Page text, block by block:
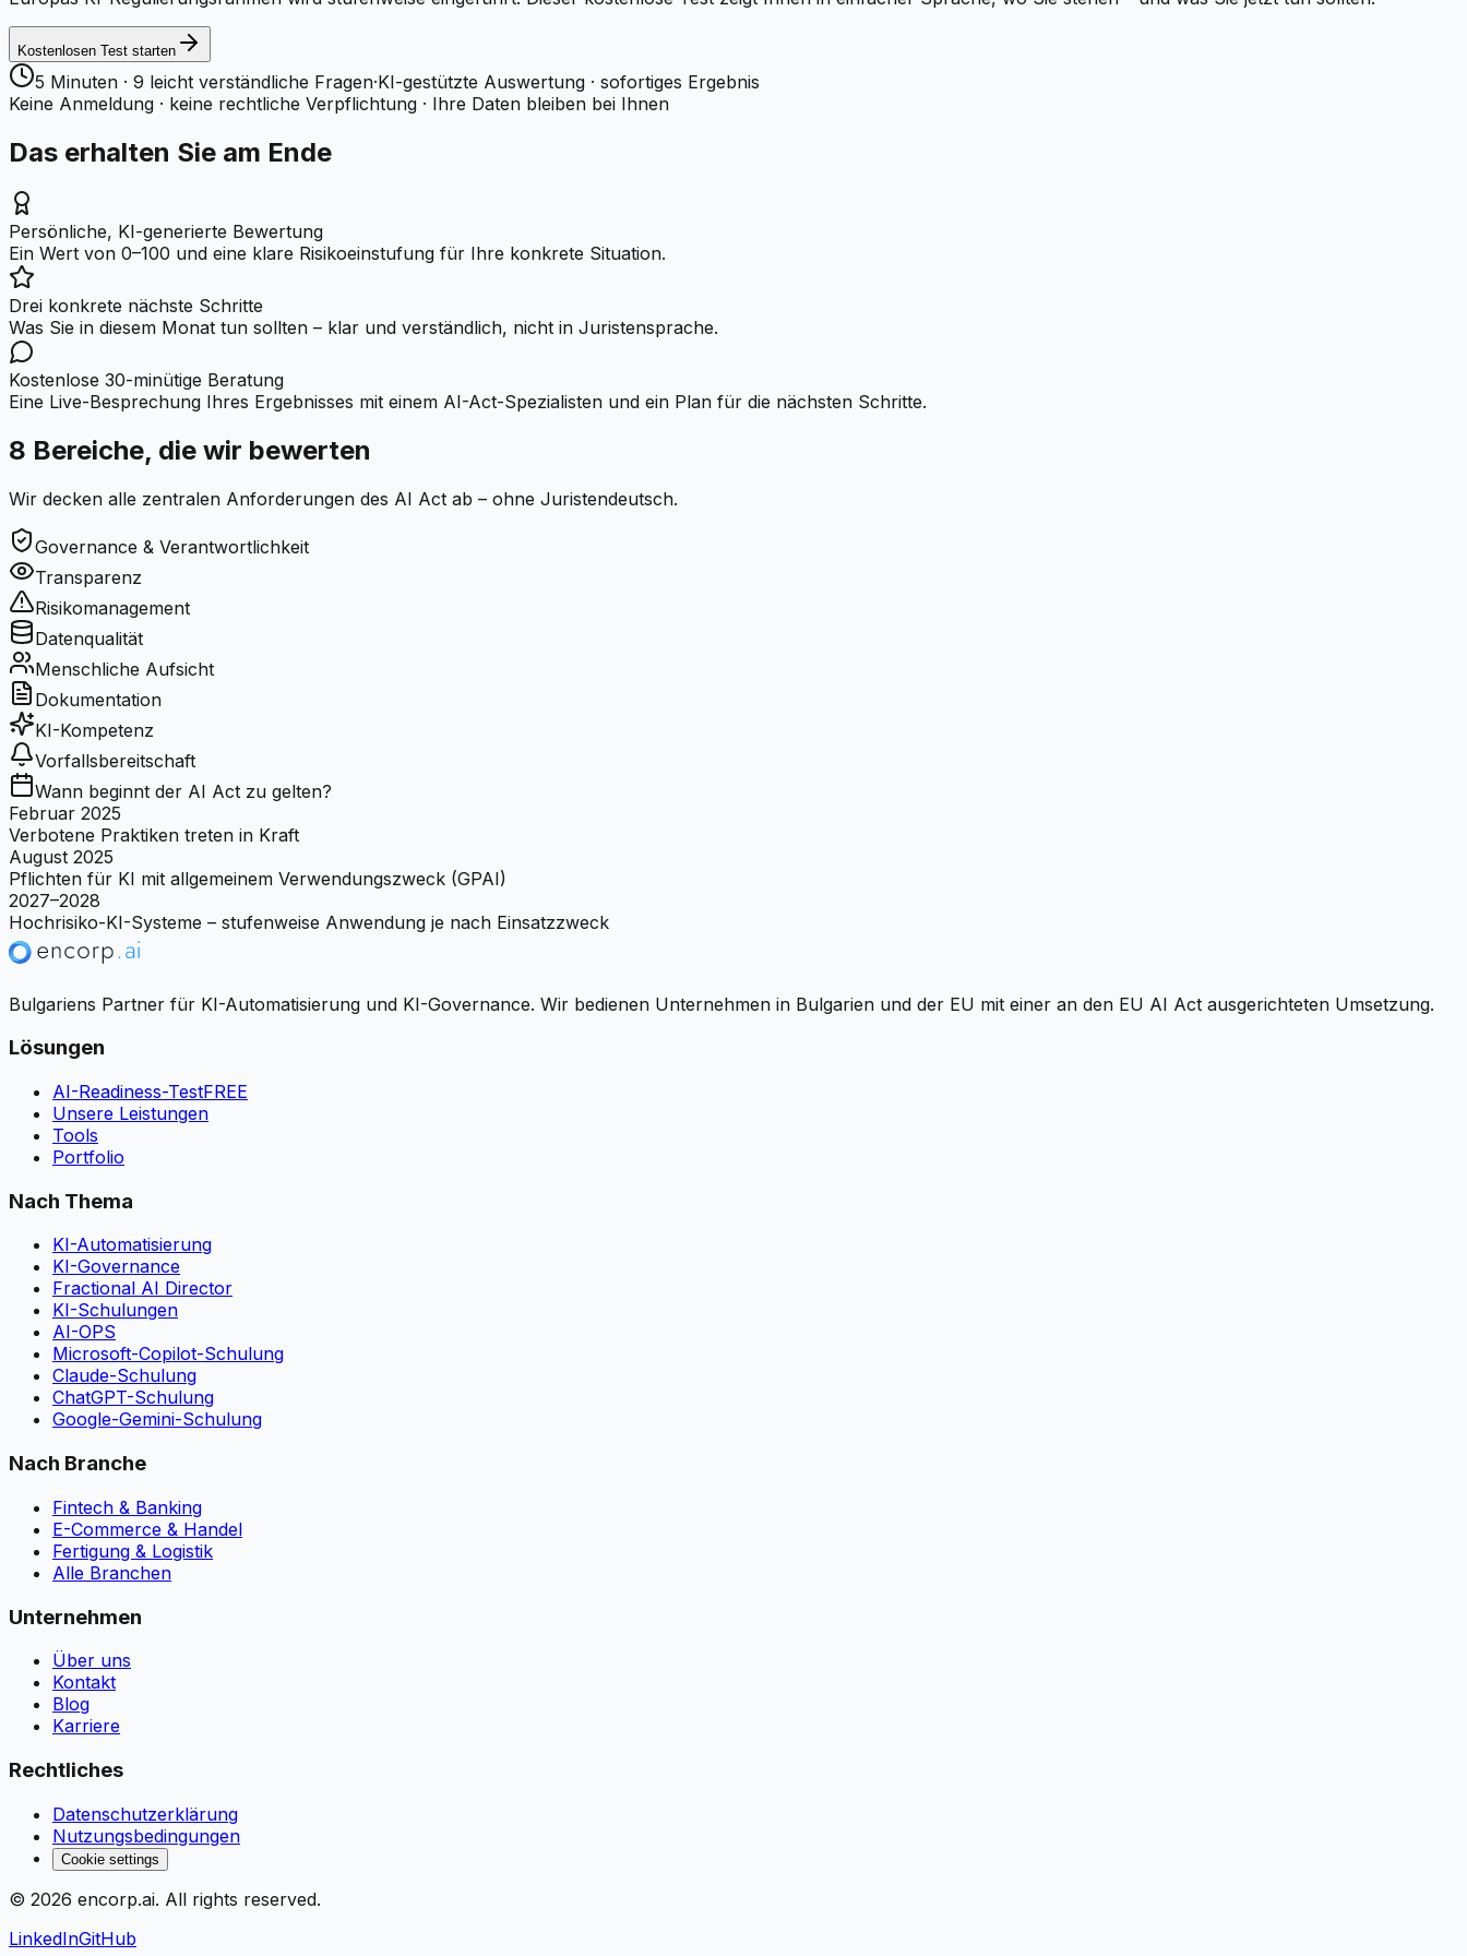
Kostenlosen Test starten
5 Minuten · 9 leicht verständliche Fragen·KI-gestützte Auswertung · sofortiges Ergebnis
Keine Anmeldung · keine rechtliche Verpflichtung · Ihre Daten bleiben bei Ihnen
Das erhalten Sie am Ende
Persönliche, KI-generierte Bewertung
Ein Wert von 0–100 und eine klare Risikoeinstufung für Ihre konkrete Situation.
Drei konkrete nächste Schritte
Was Sie in diesem Monat tun sollten – klar und verständlich, nicht in Juristensprache.
Kostenlose 30-minütige Beratung
Eine Live-Besprechung Ihres Ergebnisses mit einem AI-Act-Spezialisten und ein Plan für die nächsten Schritte.
8 Bereiche, die wir bewerten
Wir decken alle zentralen Anforderungen des AI Act ab – ohne Juristendeutsch.
Governance & Verantwortlichkeit
Transparenz
Risikomanagement
Datenqualität
Menschliche Aufsicht
Dokumentation
KI-Kompetenz
Vorfallsbereitschaft
Wann beginnt der AI Act zu gelten?
Februar 2025
Verbotene Praktiken treten in Kraft
August 2025
Pflichten für KI mit allgemeinem Verwendungszweck (GPAI)
2027–2028
Hochrisiko-KI-Systeme – stufenweise Anwendung je nach Einsatzzweck
Bulgariens Partner für KI-Automatisierung und KI-Governance. Wir bedienen Unternehmen in Bulgarien und der EU mit einer an den EU AI Act ausgerichteten Umsetzung.
Lösungen
AI-Readiness-TestFREE
Unsere Leistungen
Tools
Portfolio
Nach Thema
KI-Automatisierung
KI-Governance
Fractional AI Director
KI-Schulungen
AI-OPS
Microsoft-Copilot-Schulung
Claude-Schulung
ChatGPT-Schulung
Google-Gemini-Schulung
Nach Branche
Fintech & Banking
E-Commerce & Handel
Fertigung & Logistik
Alle Branchen
Unternehmen
Über uns
Kontakt
Blog
Karriere
Rechtliches
Datenschutzerklärung
Nutzungsbedingungen
Cookie settings
© 2026 encorp.ai. All rights reserved.
LinkedInGitHub